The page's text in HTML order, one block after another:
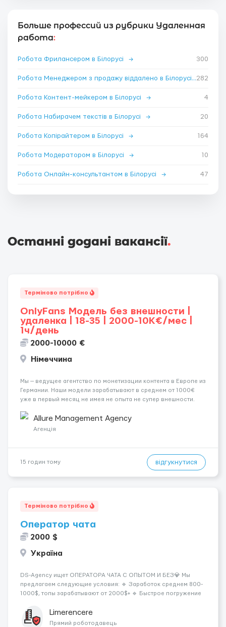
Больше профессий из рубрики Удаленная
работа:
Робота Фрилансером в Білорусі → 300
Робота Менеджером з продажу віддалено в Білорусі→
282
Робота Контент-мейкером в Білорусі → 4
Робота Набирачем текстів в Білорусі → 20
Робота Копірайтером в Білорусі → 164
Робота Модератором в Білорусі → 10
Робота Онлайн-консультантом в Білорусі → 47
Останні додані вакансії.
Терміново потрібно
OnlyFans Модель без внешности |
удаленка | 18-35 | 2000-10K€/мес |
1ч/день
2000-10000 €
Німеччина
Мы — ведущее агентство по монетизации контента в Европе из
Германии. Наши модели зарабатывают в среднем от 1000€
уже в первый месяц не имея не опыта не супер внешности.
города мира, начинающих и с опытом. Что мы предлаг...
Allure Management Agency
Агенція
15 годин тому відгукнутися
Терміново потрібно
Оператор чата
2000 $
Україна
DS-Agency ищет ОПЕРАТОРА ЧАТА С ОПЫТОМ И БЕЗ💎 Мы
предлагаем следующие условия: 🔹 Заработок среднем 800-
1000$, топы зарабатывают от 2000$+ 🔹 Быстрое погружение
графики на выбор - выберите смены удобные для вашего
расписания 🔹 Возможность карье...
Limerencere
Прямий роботодавець